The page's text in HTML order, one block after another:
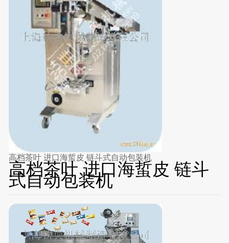
高档茶叶 进口海蜇皮 链斗式自动包装机
高档茶叶 进口海蜇皮 链斗
式自动包装机